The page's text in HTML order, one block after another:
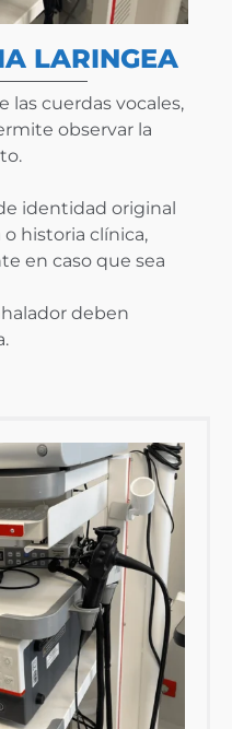
LARINGEA
las cuerdas vocales,
observar la
identidad original
historia clínica,
en caso que sea
deben